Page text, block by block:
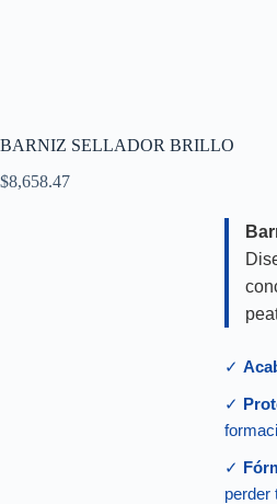
BARNIZ SELLADOR BRILLO
$8,658.47
✓
✓
✓
perder